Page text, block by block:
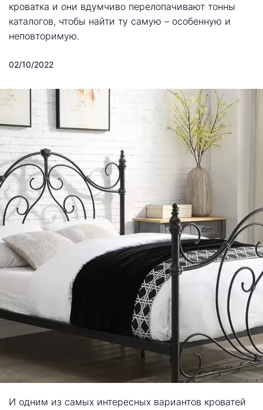
кроватка и они вдумчиво перелопачивают тонны
каталогов, чтобы найти ту самую – особенную и
неповторимую.
02/10/2022
И одним из самых интересных вариантов кроватей